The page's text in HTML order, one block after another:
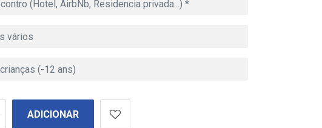
ADICIONAR